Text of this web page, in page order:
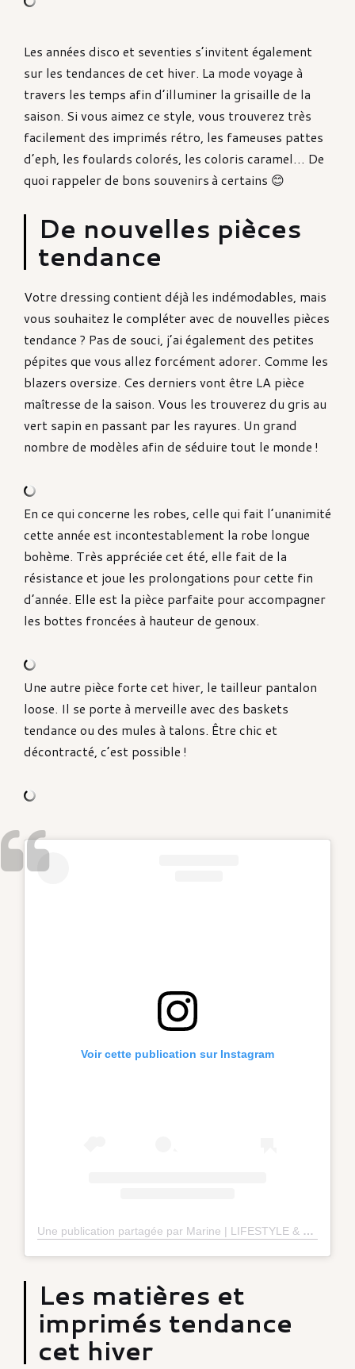
Les années disco et seventies s’invitent également
sur les tendances de cet hiver. La mode voyage à
travers les temps afin d’illuminer la grisaille de la
saison. Si vous aimez ce style, vous trouverez très
facilement des imprimés rétro, les fameuses pattes
d’eph, les foulards colorés, les coloris caramel… De
quoi rappeler de bons souvenirs à certains 😊
De nouvelles pièces
tendance
Votre dressing contient déjà les indémodables, mais
vous souhaitez le compléter avec de nouvelles pièces
tendance ? Pas de souci, j’ai également des petites
pépites que vous allez forcément adorer. Comme les
blazers oversize. Ces derniers vont être LA pièce
maîtresse de la saison. Vous les trouverez du gris au
vert sapin en passant par les rayures. Un grand
nombre de modèles afin de séduire tout le monde !
En ce qui concerne les robes, celle qui fait l’unanimité
cette année est incontestablement la robe longue
bohème. Très appréciée cet été, elle fait de la
résistance et joue les prolongations pour cette fin
d’année. Elle est la pièce parfaite pour accompagner
les bottes froncées à hauteur de genoux.
Une autre pièce forte cet hiver, le tailleur pantalon
loose. Il se porte à merveille avec des baskets
tendance ou des mules à talons. Être chic et
décontracté, c’est possible !
Voir cette publication sur Instagram
Une publication partagée par Marine | LIFESTYLE & LOVE 💎 (@missudette)
Les matières et
imprimés tendance
cet hiver